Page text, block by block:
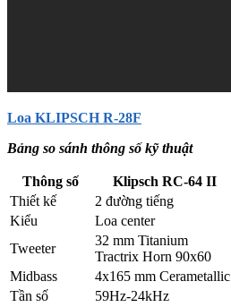
Loa KLIPSCH R-28F
Bảng so sánh thông số kỹ thuật
Thông số Klipsch RC-64 II
Thiết kế
2 đường tiếng
Kiểu
Loa center
Tweeter
32 mm Titanium
Tractrix Horn 90x60
Midbass
4x165 mm Cerametallic
Tần số
59Hz-24kHz